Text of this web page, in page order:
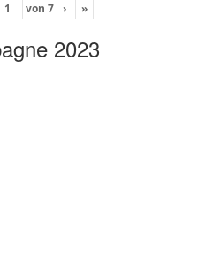
von 7 › »
2023